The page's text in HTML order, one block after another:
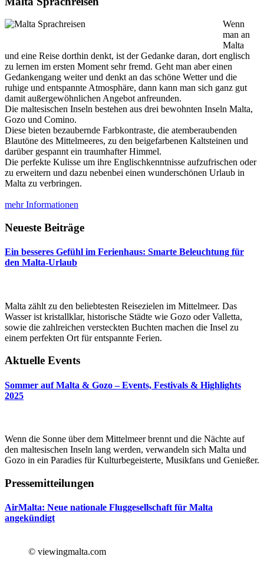
Wenn
man an
Malta
und eine Reise dorthin denkt, ist der Gedanke daran, dort englisch
zu lernen im ersten Moment sehr fremd. Geht man aber einen
Gedankengang weiter und denkt an das schöne Wetter und die
ruhige und entspannte Atmosphäre, dann kann man sich ganz gut
damit außergewöhnlichen Angebot anfreunden.
Die maltesischen Inseln bestehen aus drei bewohnten Inseln Malta,
Gozo und Comino.
Diese bieten bezaubernde Farbkontraste, die atemberaubenden
Blautöne des Mittelmeeres, zu den beigefarbenen Kaltsteinen und
darüber gespannt ein traumhafter Himmel.
Die perfekte Kulisse um ihre Englischkenntnisse aufzufrischen oder
zu erweitern und dazu nebenbei einen wunderschönen Urlaub in
Malta zu verbringen.
mehr Informationen
Neueste Beiträge
Ein besseres Gefühl im Ferienhaus: Smarte Beleuchtung für
den Malta-Urlaub
Malta zählt zu den beliebtesten Reisezielen im Mittelmeer. Das
Wasser ist kristallklar, historische Städte wie Gozo oder Valletta,
sowie die zahlreichen versteckten Buchten machen die Insel zu
einem perfekten Ort für entspannte Ferien.
Aktuelle Events
Sommer auf Malta & Gozo – Events, Festivals & Highlights
2025
Wenn die Sonne über dem Mittelmeer brennt und die Nächte auf
den maltesischen Inseln lang werden, verwandeln sich Malta und
Gozo in ein Paradies für Kulturbegeisterte, Musikfans und Genießer.
Pressemitteilungen
AirMalta: Neue nationale Fluggesellschaft für Malta
angekündigt
© viewingmalta.com